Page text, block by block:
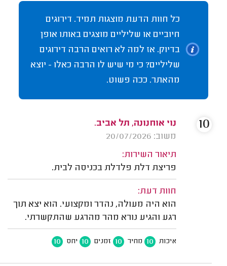
כל חוות הדעת מוצגות תמיד. דירוגים
חיוביים או שליליים מוצגים באותו אופן
בדיוק. אז למה לא רואים הרבה דירוגים
שליליים? כי מי שיש לו הרבה כאלו - יוצא
מהאתר. ככה פשוט.
נוי אוחנונה, תל אביב.
משוב: 20/07/2026
תיאור השירות:
פריצת דלת פלדלת בכניסה לבית.
חוות דעת:
הוא היה מעולה, נהדר ומקצועי. הוא יצא תוך
רגע והגיע נורא מהר מהרגע שהתקשרתי.
איכות 10 מחיר 10 זמנים 10 יחס 10
10